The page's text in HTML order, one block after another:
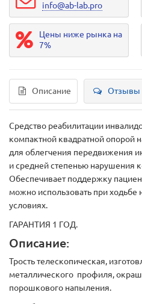
info@ab-lab.pro
Цены ниже рынка на
7%
Описание Отзывы
Средство реабилитации
компактной квадратной опорой
для облегчения передвижения
и средней степенью нарушения
Обеспечивает поддержку
можно использовать при
условиях.
ГАРАНТИЯ 1 ГОД.
Описание:
Трость телескопическая,
металлического профиля,
порошкового напыления.